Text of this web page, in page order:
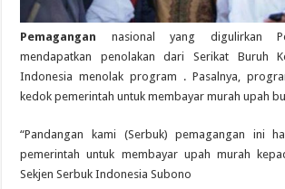
Pemagangan nasional yang digulirkan
mendapatkan penolakan dari Serikat Buruh
Indonesia menolak program . Pasalnya,
kedok pemerintah untuk membayar murah upah
“Pandangan kami (Serbuk) pemagangan ini
pemerintah untuk membayar upah murah
Sekjen Serbuk Indonesia Subono